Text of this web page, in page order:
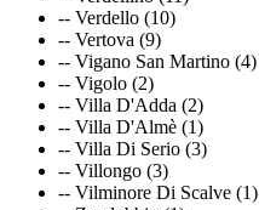
-- Verdello (10)
-- Vertova (9)
-- Vigano San Martino (4)
-- Vigolo (2)
-- Villa D'Adda (2)
-- Villa D'Almè (1)
-- Villa Di Serio (3)
-- Villongo (3)
-- Vilminore Di Scalve (1)